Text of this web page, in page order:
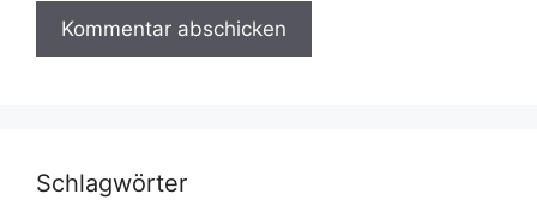
Schlagwörter